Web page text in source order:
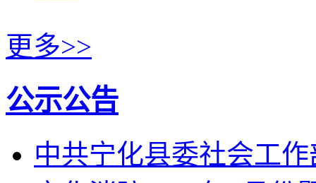
更多>>
公示公告
中共宁化县委社会工